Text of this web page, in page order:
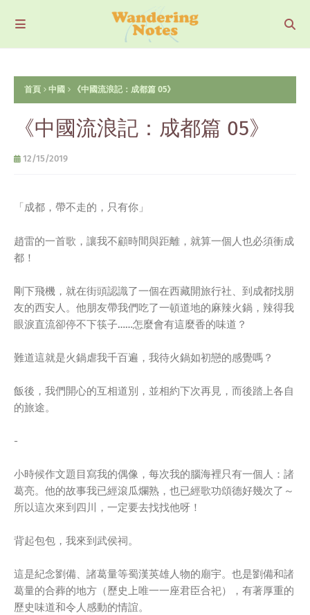
首頁 中國 《中國流浪記：成都篇 05》
《中國流浪記：成都篇 05》
12/15/2019
「成都，帶不走的，只有你」
趙雷的一首歌，讓我不顧時間與距離，就算一個人也必須衝成
都！
剛下飛機，就在街頭認識了一個在西藏開旅行社、到成都找朋
友的西安人。他朋友帶我們吃了一頓道地的麻辣火鍋，辣得我
眼淚直流卻停不下筷子……怎麼會有這麼香的味道？
難道這就是火鍋虐我千百遍，我待火鍋如初戀的感覺嗎？
飯後，我們開心的互相道別，並相約下次再見，而後踏上各自
的旅途。
-
小時候作文題目寫我的偶像，每次我的腦海裡只有一個人：諸
葛亮。他的故事我已經滾瓜爛熟，也已經歌功頌德好幾次了～
所以這次來到四川，一定要去找找他呀！
背起包包，我來到武侯祠。
這是紀念劉備、諸葛量等蜀漢英雄人物的廟宇。也是劉備和諸
葛量的合葬的地方（歷史上唯一一座君臣合祀），有著厚重的
歷史味道和令人感動的情誼。